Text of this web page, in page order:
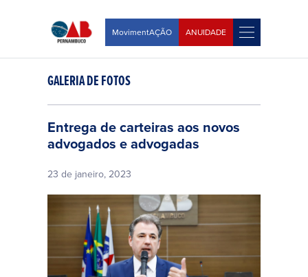
MovimentAÇÃO ANUIDADE
GALERIA DE FOTOS
Entrega de carteiras aos novos
advogados e advogadas
23 de janeiro, 2023